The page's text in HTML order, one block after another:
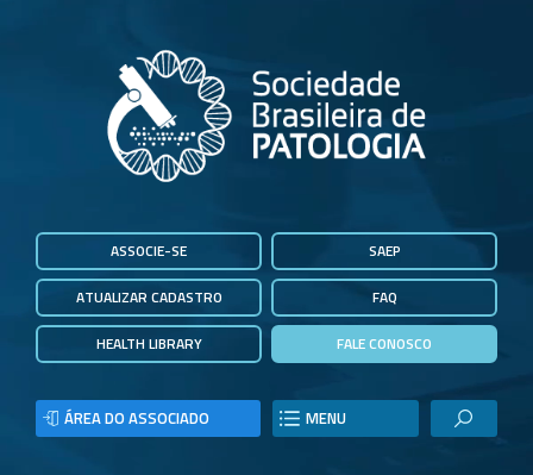
ASSOCIE-SE
ATUALIZAR CADASTRO
HEALTH LIBRARY
SAEP
FAQ
FALE CONOSCO
ÁREA DO ASSOCIADO MENU